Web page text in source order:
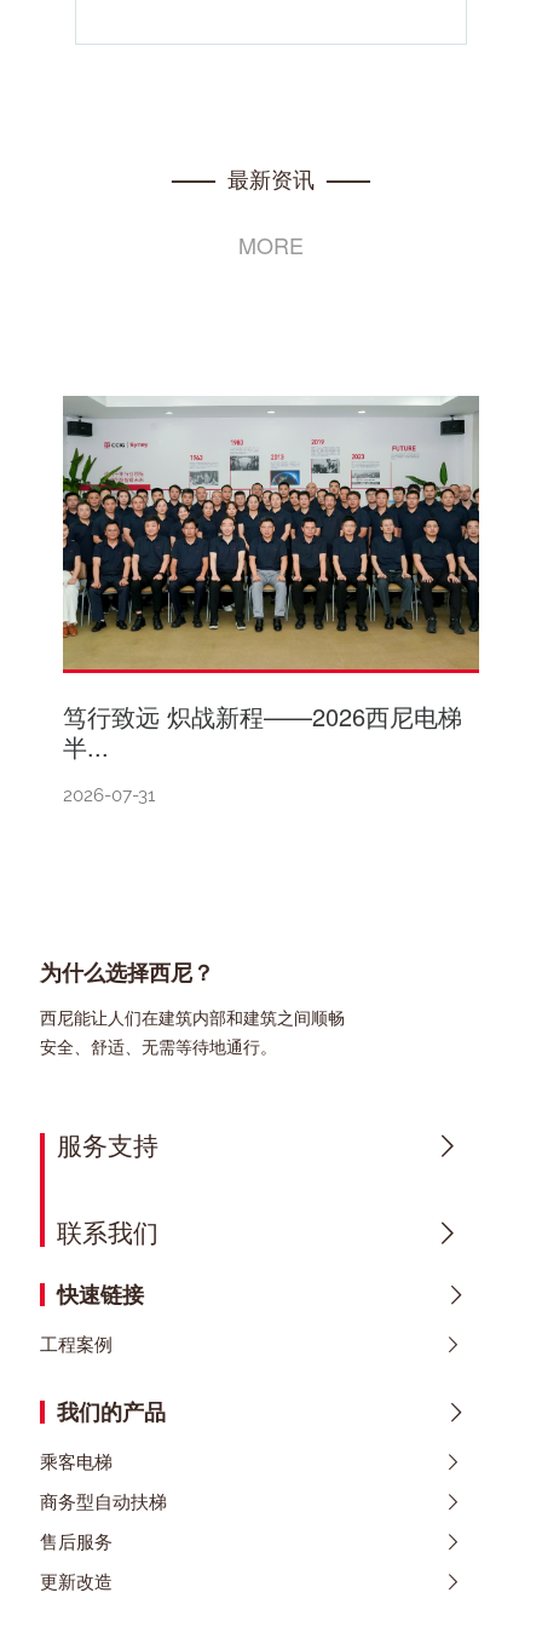
—— 最新资讯——
MORE
笃行致远 炽战新程——2026西尼电梯
半...
2026-07-31
为什么选择西尼？
西尼能让人们在建筑内部和建筑之间顺畅
安全、舒适、无需等待地通行。
服务支持
联系我们
快速链接
工程案例
我们的产品
乘客电梯
商务型自动扶梯
售后服务
更新改造